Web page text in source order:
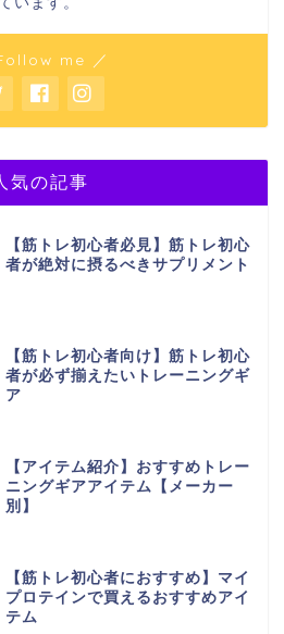
me ／
気の記事
【筋トレ初心者必見】筋トレ初心
者が絶対に摂るべきサプリメント
【筋トレ初心者向け】筋トレ初心
者が必ず揃えたいトレーニングギ
ア
【アイテム紹介】おすすめトレー
ニングギアアイテム【メーカー
別】
【筋トレ初心者におすすめ】マイ
プロテインで買えるおすすめアイ
テム